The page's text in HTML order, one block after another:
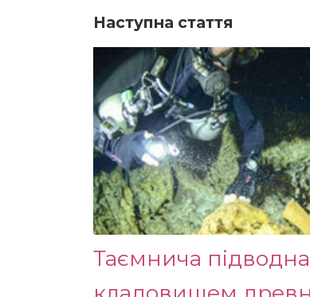
Наступна стаття
Таємнича